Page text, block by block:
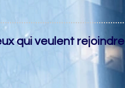
qui veulent rejoindre